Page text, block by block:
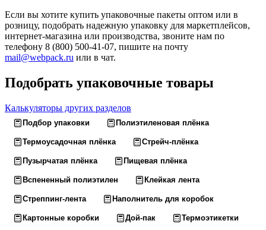
Если вы хотите купить упаковочные пакеты оптом или в
розницу, подобрать надежную упаковку для маркетплейсов,
интернет-магазина или производства, звоните нам по
телефону 8 (800) 500-41-07, пишите на почту
mail@webpack.ru или в чат.
Подобрать упаковочные товары
Калькуляторы других разделов
Подбор упаковки Полиэтиленовая плёнка
Термоусадочная плёнка Стрейч-плёнка
Пузырчатая плёнка Пищевая плёнка
Вспененный полиэтилен Клейкая лента
Стреппинг-лента Наполнитель для коробок
Картонные коробки Дой-пак Термоэтикетки